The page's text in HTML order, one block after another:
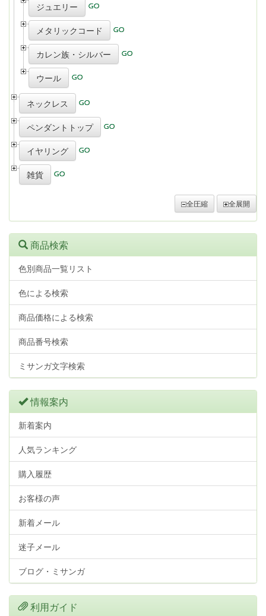
ジュエリー
メタリックコード
カレン族・シルバー
ウール
ネックレス
ペンダントトップ
イヤリング
雑貨
全圧縮 全展開
商品検索
色別商品一覧リスト
色による検索
商品価格による検索
商品番号検索
ミサンガ文字検索
情報案内
新着案内
人気ランキング
購入履歴
お客様の声
新着メール
迷子メール
ブログ・ミサンガ
利用ガイド